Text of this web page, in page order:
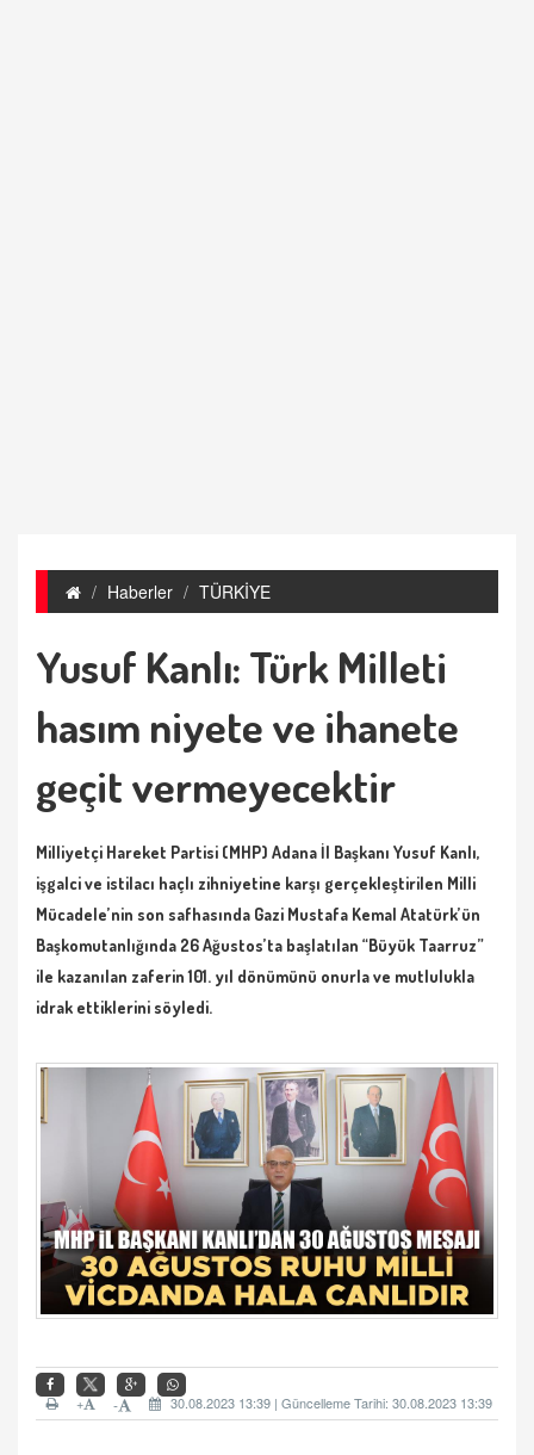
Haberler TÜRKİYE
Yusuf Kanlı: Türk Milleti
hasım niyete ve ihanete
geçit vermeyecektir
Milliyetçi Hareket Partisi (MHP) Adana İl Başkanı Yusuf Kanlı,
işgalci ve istilacı haçlı zihniyetine karşı gerçekleştirilen Milli
Mücadele’nin son safhasında Gazi Mustafa Kemal Atatürk’ün
Başkomutanlığında 26 Ağustos’ta başlatılan “Büyük Taarruz”
ile kazanılan zaferin 101. yıl dönümünü onurla ve mutlulukla
idrak ettiklerini söyledi.
30.08.2023 13:39 | Güncelleme Tarihi: 30.08.2023 13:39
-
+